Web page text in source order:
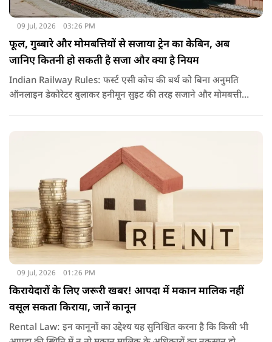
09 Jul, 2026 03:26 PM
फूल, गुब्बारे और मोमबत्तियों से सजाया ट्रेन का केबिन, अब
जानिए कितनी हो सकती है सजा और क्या है नियम
Indian Railway Rules: फर्स्ट एसी कोच की बर्थ को बिना अनुमति
ऑनलाइन डेकोरेटर बुलाकर हनीमून सुइट की तरह सजाने और मोमबत्ती
09 Jul, 2026 01:26 PM
किरायेदारों के लिए जरूरी खबर! आपदा में मकान मालिक नहीं
वसूल सकता किराया, जानें कानून
Rental Law: इन कानूनों का उद्देश्य यह सुनिश्चित करना है कि किसी भी